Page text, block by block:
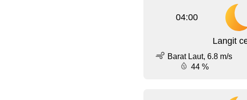
04:00
Langit
Barat Laut, 6.8 m/s
44 %